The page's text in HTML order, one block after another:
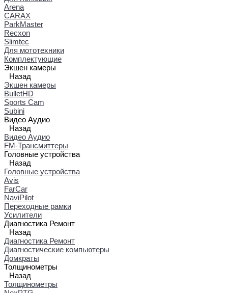
Arena
CARAX
ParkMaster
Recxon
Slimtec
Для мототехники
Комплектующие
Экшен камеры
Назад
Экшен камеры
BulletHD
Sports Cam
Subini
Видео Аудио
Назад
Видео Аудио
FM-Трансмиттеры
Головные устройства
Назад
Головные устройства
Avis
FarCar
NaviPilot
Переходные рамки
Усилители
Диагностика Ремонт
Назад
Диагностика Ремонт
Диагностические компьютеры
Домкраты
Толщинометры
Назад
Толщинометры